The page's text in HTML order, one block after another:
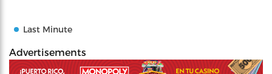
Last Minute
Advertisements